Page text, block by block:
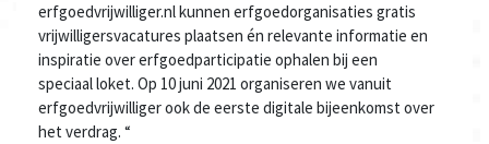
erfgoedvrijwilliger.nl kunnen erfgoedorganisaties gratis
vrijwilligersvacatures plaatsen én relevante informatie en
inspiratie overerfgoedparticipatie ophalen bij een
speciaalloket. Op 10 juni 2021 organiseren we vanuit
erfgoedvrijwilligerook de eerste digitale bijeenkomst over
het verdrag. “